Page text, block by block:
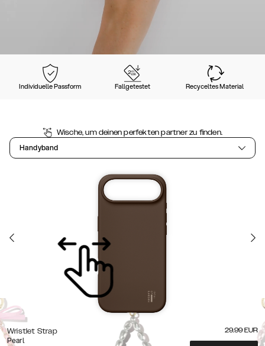
Individuelle Passform Fallgetestet Recyceltes Material
Wische, um deinen perfekten partner zu finden.
Handyband
Wristlet Strap
Pearl
29.99 EUR